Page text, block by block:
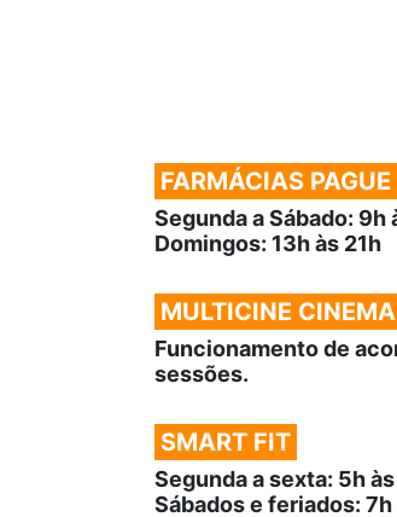
FARMÁCIAS
Segunda a Sábado: 9h
Domingos: 13h às 21h
MULTICINE
Funcionamento de
sessões.
SMART FIT
Segunda a sexta: 5h
Sábados e feriados: 7h